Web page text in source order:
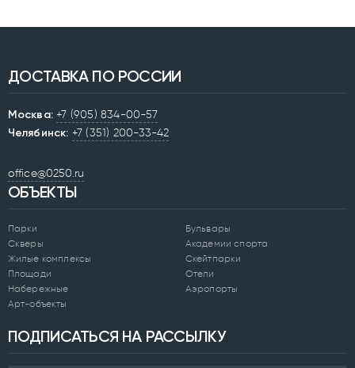
ДОСТАВКА ПО РОССИИ
Москва: +7 (905) 834-00-57
Челябинск: +7 (351) 200-33-42
office@0250.ru
ОБЪЕКТЫ
Парки
Скверы
Жилые комплексы
Площади
Набережные
Арт-объекты
Бульвары
Академии спорта
Скейтпарки
Отели
Аэропорты
ПОДПИСАТЬСЯ НА РАССЫЛКУ